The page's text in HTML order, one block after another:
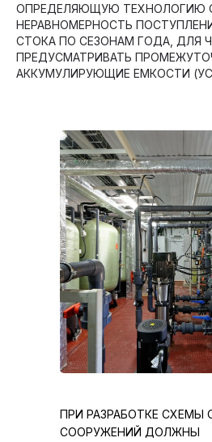
ОПРЕДЕЛЯЮЩУЮ ТЕХНОЛОГИЮ
НЕРАВНОМЕРНОСТЬ
СТОКА ПО СЕЗОНАМ ГОДА, ДЛЯ
ПРЕДУСМАТРИВАТЬ
АККУМУЛИРУЮЩИЕ ЕМКОСТИ
ПРИ РАЗРАБОТКЕ СХЕМЫ
СООРУЖЕНИЙ ДОЛЖНЫ